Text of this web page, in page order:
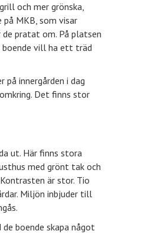
och mer grönska,
MKB, som visar
pratat om. På platsen
vill ha ett träd
innergården i dag
Det finns stor
ut. Här finns stora
med grönt tak och
är stor. Tio
Miljön inbjuder till
boende skapa något